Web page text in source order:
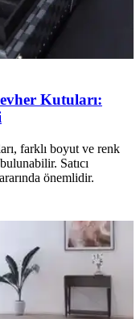
Kutuları:
farklı boyut ve renk
Satıcı
önemlidir.